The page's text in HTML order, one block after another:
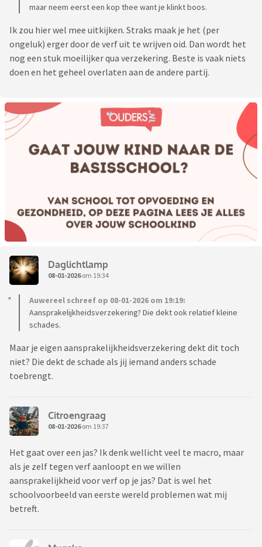
maar neem eerst een kop thee want je klinkt boos.
Ik zou hier wel mee uitkijken. Straks maak je het (per
ongeluk) erger door de verf uit te wrijven oid. Dan wordt het
nog een stuk moeilijker qua verzekering. Beste is vaak niets
doen en het geheel overlaten aan de andere partij.
Daglichtlamp
08-01-2026om 19:34
Auwereel schreef op 08-01-2026 om 19:19:
Aansprakelijkheidsverzekering? Die dekt ook relatief kleine
schades.
Maar je eigen aansprakelijkheidsverzekering dekt dit toch
niet? Die dekt de schade als jij iemand anders schade
toebrengt.
Citroengraag
08-01-2026om 19:37
Het gaat over een jas? Ik denk wellicht veel te macro, maar
als je zelf tegen verf aanloopt en we willen
aansprakelijkheid voor verf op je jas? Dat is wel het
schoolvoorbeeld van eerste wereld problemen wat mij
betreft.